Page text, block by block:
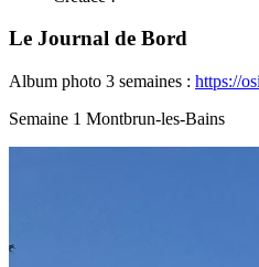
Le Journal de Bord
Album photo 3 semaines : https://
Semaine 1 Montbrun-les-Bains